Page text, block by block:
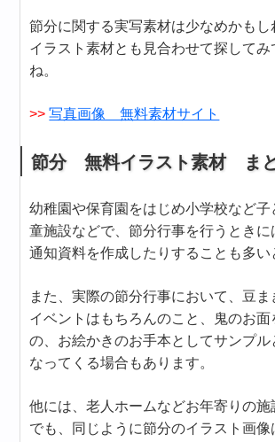
節分に関する実写素材は少なめかもし
イラスト素材とも見合わせて探してみ
ね。
>> 写真画像 無料素材サイト
節分 無料イラスト素材 ま
幼稚園や保育園をはじめ小学校など子
童施設などで、節分行事を行うときに
通知資料を作成したりすることも多い
また、実際の節分行事において、豆ま
イベントはもちろんのこと、鬼のお面
の、お絵かきのお手本としてサンプル
なってくる場合もあります。
他には、老人ホームなどお年寄りの施
でも、同じように節分のイラスト画像